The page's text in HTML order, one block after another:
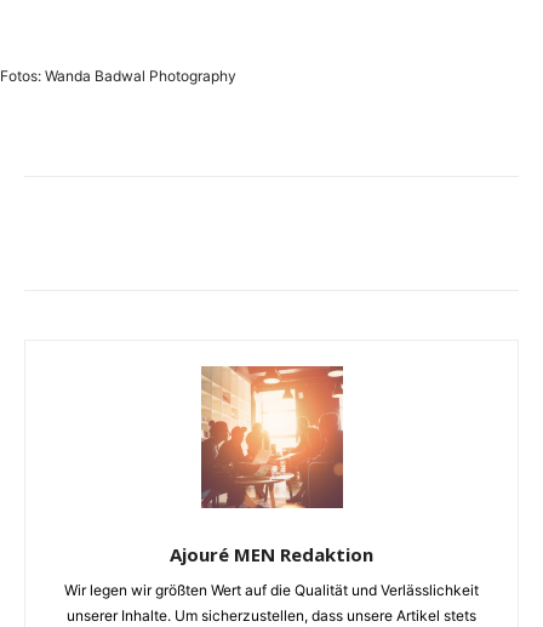
Fotos: Wanda Badwal Photography
Ajouré MEN Redaktion
Wir legen wir größten Wert auf die Qualität und Verlässlichkeit
unserer Inhalte. Um sicherzustellen, dass unsere Artikel stets